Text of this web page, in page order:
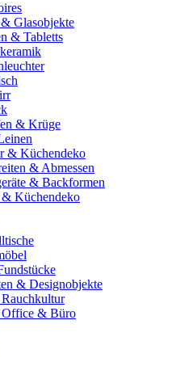
Glasobjekte
& Tabletts
& Krüge
& Küchendeko
& Abmessen
& Backformen
Küchendeko
& Designobjekte
Office & Büro